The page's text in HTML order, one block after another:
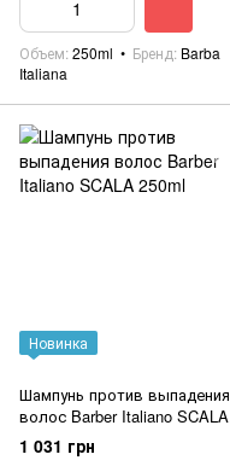
Объем 250ml Бренд Barba
Italiana
Новинка
Шампунь против выпадения
волос Barber Italiano SCALA
250ml
1 031 грн